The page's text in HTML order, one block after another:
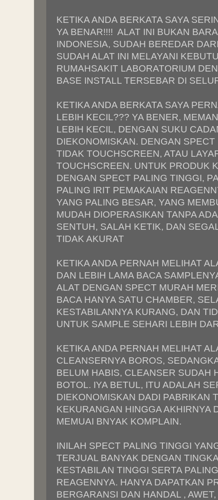
KETIKA ANDA BERKATA SAYA
YA BENAR!!!! ALAT INI BUKAN
INDONESIA, SUDAH BEREDAR
SUDAH ALAT INI MELAYANI
RUMAHSAKIT LABORATORIUM
BASE INSTALL TERSEBAR DI
KETIKA ANDA BERKATA SAYA
LEBIH KECIL??? YA BENER,
LEBIH KECIL, DENGAN SUKU
DIEKONOMISKAN. DENGAN
TIDAK TOUCHSCREEN, ATAU
TOUCHSCREEN. UNTUK PRODUK
DENGAN SPECT PALING TINGGI,
PALING IRIT PEMAKAIAN
YANG PALING BESAR, YANG
MUDAH DIOPERASIKAN TANPA
SENTUH, SALAH KETIK, DAN
TIDAK AKURAT
KETIKA ANDA PERNAH MELIHAT
DAN LEBIH LAMA BACA
ALAT DENGAN SPECT MURAH
BACA HANYA SATU CHAMBER,
KESTABILANNYA KURANG, DAN
UNTUK SAMPLE SEHARI LEBIH
KETIKA ANDA PERNAH MELIHAT
CLEANSERNYA BOROS,
BELUM HABIS, CLEANSER SUDAH
BOTOL. IYA BETUL, ITU ADALAH
DIEKONOMISKAN DADI PABRIKAN
KEKURANGAN HINGGA AKHIRNYA
MEMUAI BNYAK KOMPLAIN.
INILAH SPECT PALING TINGGI
TERJUAL BANYAK DENGAN
KESTABILAN TINGGI SERTA
REAGENNYA. HANYA DAPATKAN
BERGARANSI DAN HANDAL ,